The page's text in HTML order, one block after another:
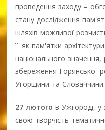
проведення заходу –
стану дослідження
шляхів можливої
її як пам'ятки
національного значення,
збереження Горянської
Угорщини та Словаччини.
27 лютого в Ужгороді, у
свою творчість